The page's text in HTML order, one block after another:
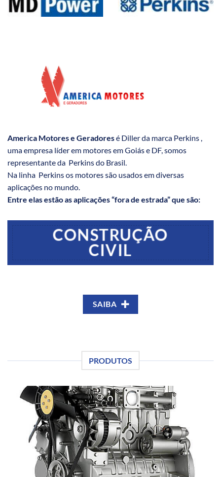
America Motores e Geradoresé Diller da marca Perkins ,
uma empresa líder em motores em Goiás e DF, somos
representante da Perkins do Brasil.
Na linha Perkins os motores são usados em diversas
aplicações no mundo.
Entre elas estão as aplicações “fora de estrada” que são:
CONSTRUÇÃO
CIVIL
SAIBA
PRODUTOS